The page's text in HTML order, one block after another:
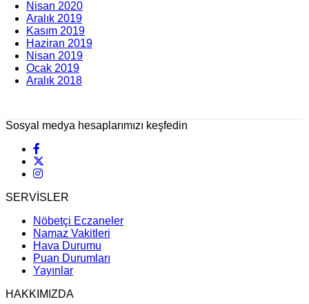
Nisan 2020
Aralık 2019
Kasım 2019
Haziran 2019
Nisan 2019
Ocak 2019
Aralık 2018
Sosyal medya hesaplarımızı keşfedin
SERVİSLER
Nöbetçi Eczaneler
Namaz Vakitleri
Hava Durumu
Puan Durumları
Yayınlar
HAKKIMIZDA